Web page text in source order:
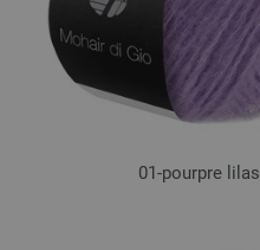
01-pourpre lilas